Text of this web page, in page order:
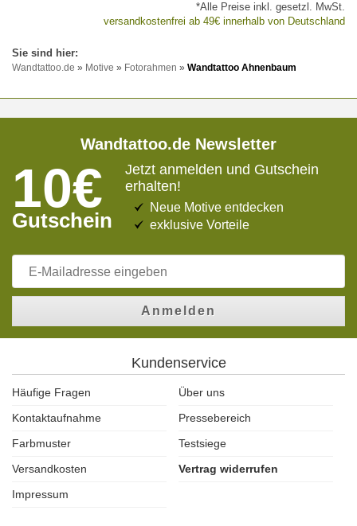
*Alle Preise inkl. gesetzl. MwSt.
versandkostenfrei ab 49€ innerhalb von Deutschland
Wandtattoo.de » Motive » Fotorahmen » Wandtattoo Ahnenbaum
Wandtattoo.de Newsletter
10€
Gutschein
Jetzt anmelden und Gutschein
erhalten!
Neue Motive entdecken
exklusive Vorteile
Anmelden
Kundenservice
Häufige Fragen
Über uns
Kontaktaufnahme
Pressebereich
Farbmuster
Testsiege
Versandkosten
Vertrag widerrufen
Impressum